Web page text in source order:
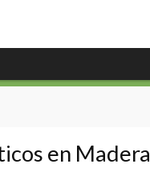
en Madera